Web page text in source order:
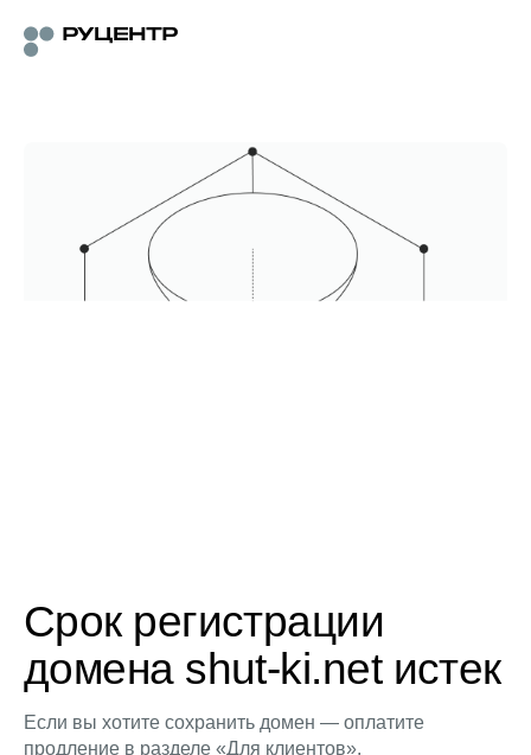
Срок регистрации
домена shut-ki.net истек
Если вы хотите сохранить домен — оплатите
продление в разделе «Для клиентов».